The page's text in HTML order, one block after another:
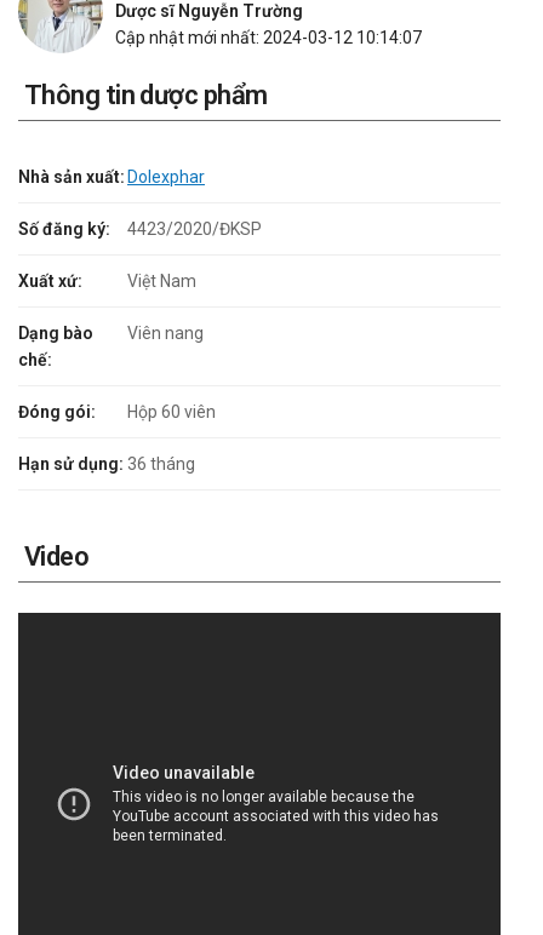
Dược sĩ Nguyễn Trường
Cập nhật mới nhất: 2024-03-12 10:14:07
Thông tin dược phẩm
Nhà sản xuất: Dolexphar
Số đăng ký: 4423/2020/ĐKSP
Xuất xứ: Việt Nam
Dạng bào
chế:
Viên nang
Đóng gói: Hộp 60 viên
Hạn sử dụng: 36 tháng
Video